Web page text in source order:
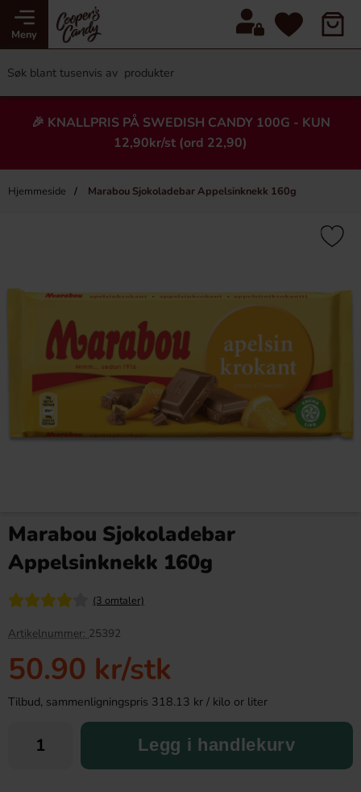
Meny
🎉 KNALLPRIS PÅ SWEDISH CANDY 100G - KUN
12,90kr/st (ord 22,90)
Hjemmeside Marabou Sjokoladebar Appelsinknekk 160g
×
2L
169.90 kr
Marabou Sjokoladebar
Appelsinknekk 160g
(3 omtaler)
Artikelnummer: 25392
50.90 kr/stk
Tilbud, sammenligningspris 318.13 kr / kilo or liter
Legg i handlekurv